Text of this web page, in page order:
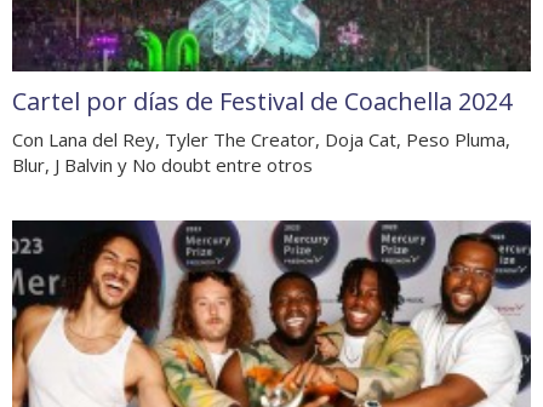
Cartel por días de Festival de Coachella 2024
Con Lana del Rey, Tyler The Creator, Doja Cat, Peso Pluma,
Blur, J Balvin y No doubt entre otros